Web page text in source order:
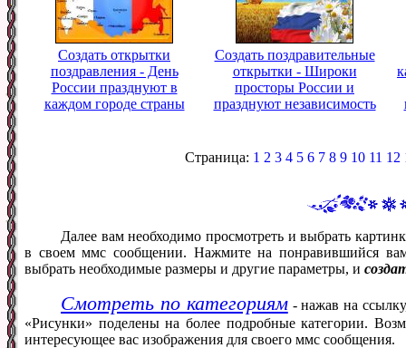
Создать открытки
поздравления - День
России празднуют в
каждом городе страны
Создать поздравительные
открытки - Широки
просторы России и
празднуют независимость
Страница: 1 2 3 4 5 6 7 8 9 10 11 12
Далее вам необходимо просмотреть и выбрать
в своем ммс сообщении. Нажмите на понравившийся
выбрать необходимые размеры и другие параметры, и
Смотреть по категориям- нажав на
«Рисунки» поделены на более подробные категории.
интересующее вас изображения для своего ммс сообщения.